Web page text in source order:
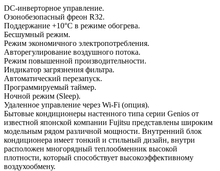
DC-инверторное управление.
Озонобезопасный фреон R32.
Поддержание +10°С в режиме обогрева.
Бесшумный режим.
Режим экономичного электропотребления.
Авторегулирование воздушного потока.
Режим повышенной производительности.
Индикатор загрязнения фильтра.
Автоматический перезапуск.
Программируемый таймер.
Ночной режим (Sleep).
Удаленное управление через Wi-Fi (опция).
Бытовые кондиционеры настенного типа серии Genios от
известной японской компании Fujitsu представлены широким
модельным рядом различной мощности. Внутренний блок
кондиционера имеет тонкий и стильный дизайн, внутри
расположен многорядный теплообменник высокой
плотности, который способствует высокоэффективному
воздухообмену.